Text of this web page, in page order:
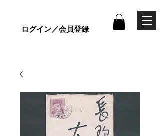
ログイン／会員登録